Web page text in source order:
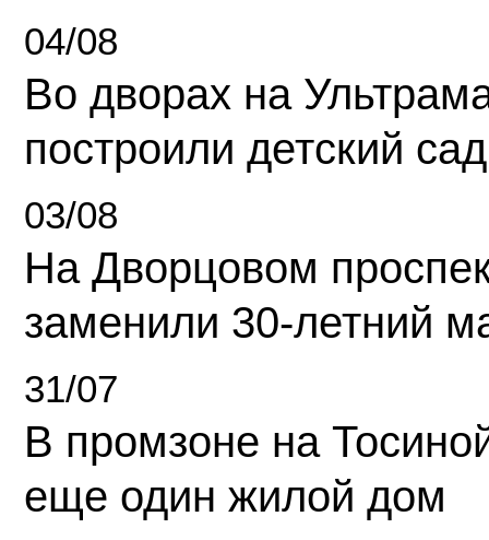
04/08
Во дворах на
построили детский сад
03/08
На Дворцовом
заменили 30-летний
31/07
В промзоне на
еще один жилой дом